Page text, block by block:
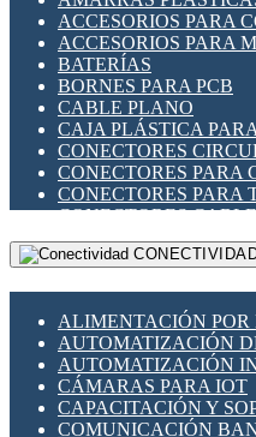
INDICADORES PARA
INTERFACES DE
INTERRUPTORES FIN
LLAVES
MEDIDORES DE
MOTORES PASO A
PANTALLAS HMI
PLC -
PROGRAMADORES
RELÉS DE
SENSORES
SENSORES
TEMPORIZADORES
VARIACS
VARIADORES DE
SECCIONADORES -
ACCESORIOS PARA
ACCESORIOS PARA
BATERÍAS
BORNES PARA PCB
CABLE PLANO
CAJA PLÁSTICA
CONECTORES
CONECTORES PARA
CONECTORES PARA
CONECTORES
CONECTORES PCB A
DIP SWITCHES
HERRAMIENTAS
ILUMINACIÓN LED
INTERRUPTORES
INTERFACES DE RELÉ
OTROS RELÉS
PROTECCIÓN
ALIMENTACIÓN POR
AUTOMATIZACIÓN
AUTOMATIZACIÓN
CÁMARAS PARA IOT
CAPACITACIÓN Y
COMUNICACIÓN